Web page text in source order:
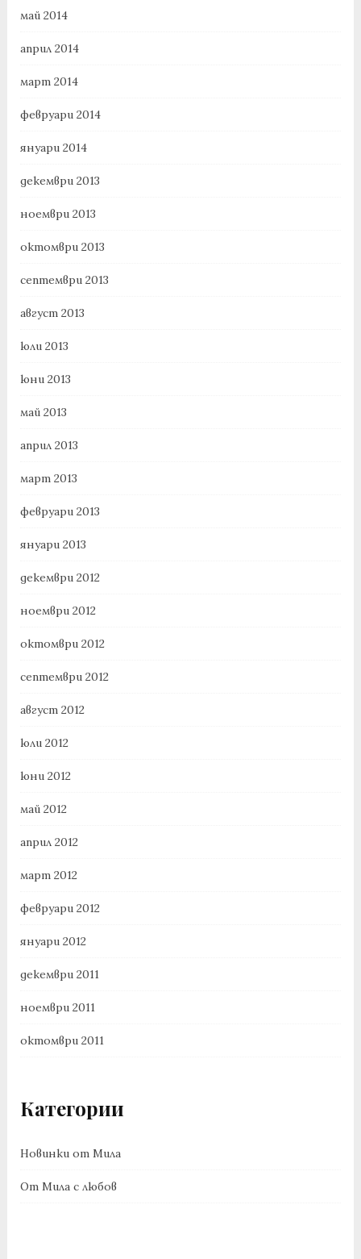
май 2014
април 2014
март 2014
февруари 2014
януари 2014
декември 2013
ноември 2013
октомври 2013
септември 2013
август 2013
юли 2013
юни 2013
май 2013
април 2013
март 2013
февруари 2013
януари 2013
декември 2012
ноември 2012
октомври 2012
септември 2012
август 2012
юли 2012
юни 2012
май 2012
април 2012
март 2012
февруари 2012
януари 2012
декември 2011
ноември 2011
октомври 2011
Категории
Новинки от Мила
От Мила с любов